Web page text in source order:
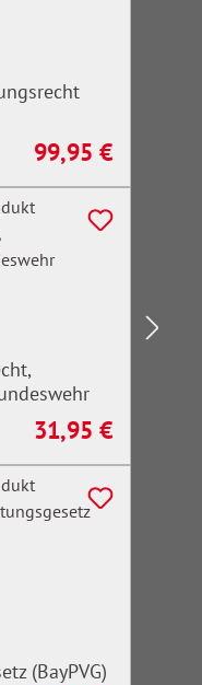
Regulärer Preis:
99,95 €
Regulärer Preis:
31,95 €
(BayPVG)